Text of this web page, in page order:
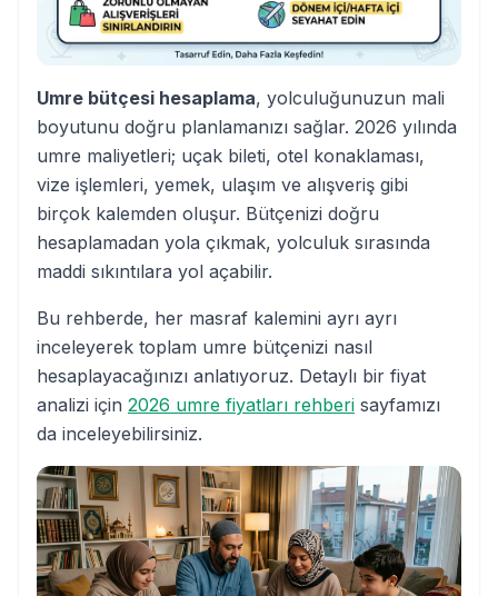
Umre bütçesi hesaplama, yolculuğunuzun mali
boyutunu doğru planlamanızı sağlar. 2026 yılında
umre maliyetleri; uçak bileti, otel konaklaması,
vize işlemleri, yemek, ulaşım ve alışveriş gibi
birçok kalemden oluşur. Bütçenizi doğru
hesaplamadan yola çıkmak, yolculuk sırasında
maddi sıkıntılara yol açabilir.
Bu rehberde, her masraf kalemini ayrı ayrı
inceleyerek toplam umre bütçenizi nasıl
hesaplayacağınızı anlatıyoruz. Detaylı bir fiyat
analizi için 2026 umre fiyatları rehberi sayfamızı
da inceleyebilirsiniz.